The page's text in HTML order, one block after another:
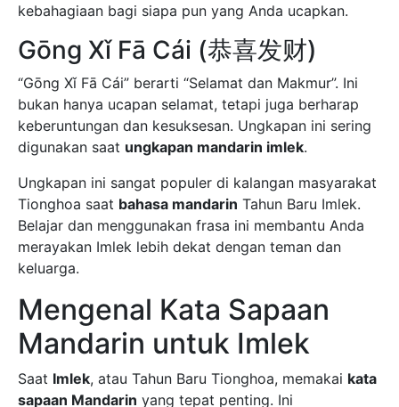
kebahagiaan bagi siapa pun yang Anda ucapkan.
Gōng Xǐ Fā Cái (恭喜发财)
“Gōng Xǐ Fā Cái” berarti “Selamat dan Makmur”. Ini
bukan hanya ucapan selamat, tetapi juga berharap
keberuntungan dan kesuksesan. Ungkapan ini sering
digunakan saat ungkapan mandarin imlek.
Ungkapan ini sangat populer di kalangan masyarakat
Tionghoa saat bahasa mandarin Tahun Baru Imlek.
Belajar dan menggunakan frasa ini membantu Anda
merayakan Imlek lebih dekat dengan teman dan
keluarga.
Mengenal Kata Sapaan
Mandarin untuk Imlek
Saat Imlek, atau Tahun Baru Tionghoa, memakai kata
sapaan Mandarin yang tepat penting. Ini